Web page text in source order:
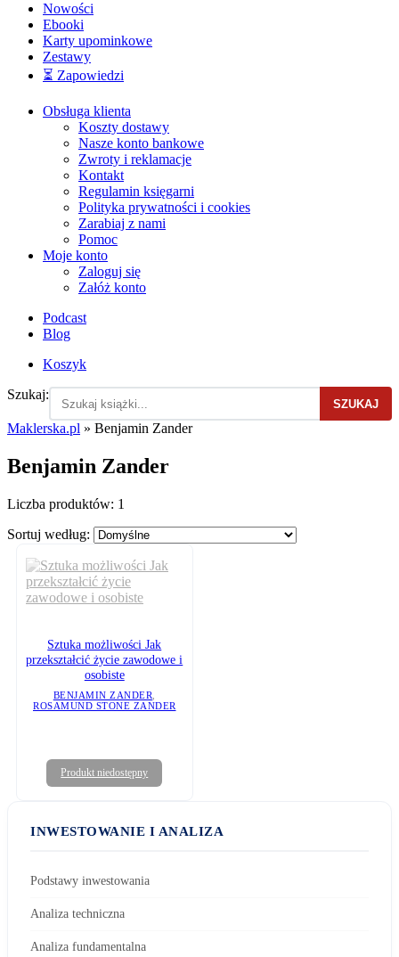
Nowości
Ebooki
Karty upominkowe
Zestawy
⏳ Zapowiedzi
Obsługa klienta
Koszty dostawy
Nasze konto bankowe
Zwroty i reklamacje
Kontakt
Regulamin księgarni
Polityka prywatności i cookies
Zarabiaj z nami
Pomoc
Moje konto
Zaloguj się
Załóż konto
Podcast
Blog
Koszyk
Szukaj:
SZUKAJ
Maklerska.pl » Benjamin Zander
Benjamin Zander
Liczba produktów: 1
Sortuj według:
Sztuka możliwości Jak
przekształcić życie zawodowe i
osobiste
BENJAMIN ZANDER
ROSAMUND STONE ZANDER
Produkt niedostępny
INWESTOWANIE I ANALIZA
Podstawy inwestowania
Analiza techniczna
Analiza fundamentalna